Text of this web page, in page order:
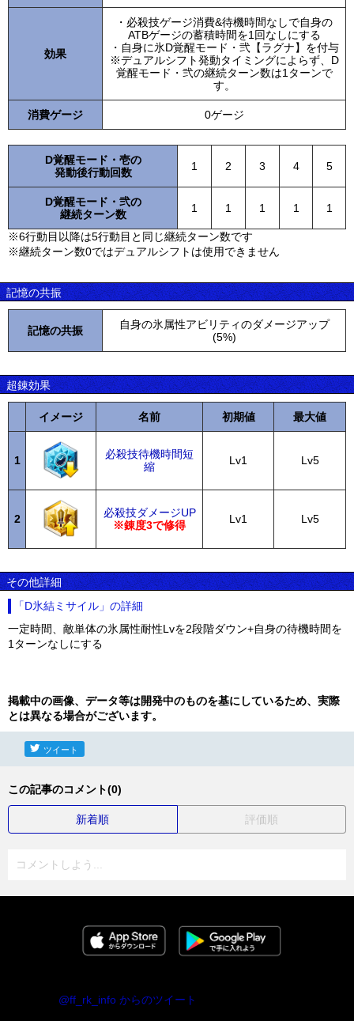
効果
・必殺技ゲージ消費&待機時間なしで自身の
ATBゲージの蓄積時間を1回なしにする
・自身に氷D覚醒モード・弐【ラグナ】を付与
※デュアルシフト発動タイミングによらず、D
覚醒モード・弐の継続ターン数は1ターンで
す。
消費ゲージ 0ゲージ
D覚醒モード・壱の
発動後行動回数
1 2 3 4 5
D覚醒モード・弐の
継続ターン数
1 1 1 1 1
※6行動目以降は5行動目と同じ継続ターン数です
※継続ターン数0ではデュアルシフトは使用できません
記憶の共振
記憶の共振
自身の氷属性アビリティのダメージアップ
(5%)
超錬効果
イメージ 名前 初期値 最大値
1
必殺技待機時間短
縮
Lv1 Lv5
2
必殺技ダメージUP
※錬度3で修得
Lv1 Lv5
その他詳細
「D氷結ミサイル」の詳細
一定時間、敵単体の氷属性耐性Lvを2段階ダウン+自身の待機時間を
1ターンなしにする
掲載中の画像、データ等は開発中のものを基にしているため、実際
とは異なる場合がございます。
ツイート
この記事のコメント(0)
新着順 評価順
コメントしよう...
@ff_rk_info からのツイート